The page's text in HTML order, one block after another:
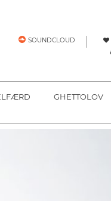
SOUNDCLOUD
GHETTOLOV